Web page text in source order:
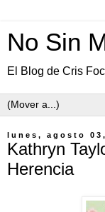
No Sin
El Blog de Cris
lunes, agosto
Kathryn
Herencia